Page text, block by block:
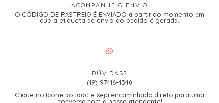
ACOMPANHE O ENVIO
O CÓDIGO DE RASTREIO É ENVIADO a partir do momento em
que a etiqueta de envio do pedido é gerada.
DÚVIDAS?
(19) 97416-4340
Clique no ícone ao lado e seja encaminhado direto para uma
conversa com a nossa atendente!